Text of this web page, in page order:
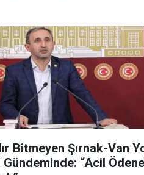
Bitmeyen Şırnak-Van
“Acil